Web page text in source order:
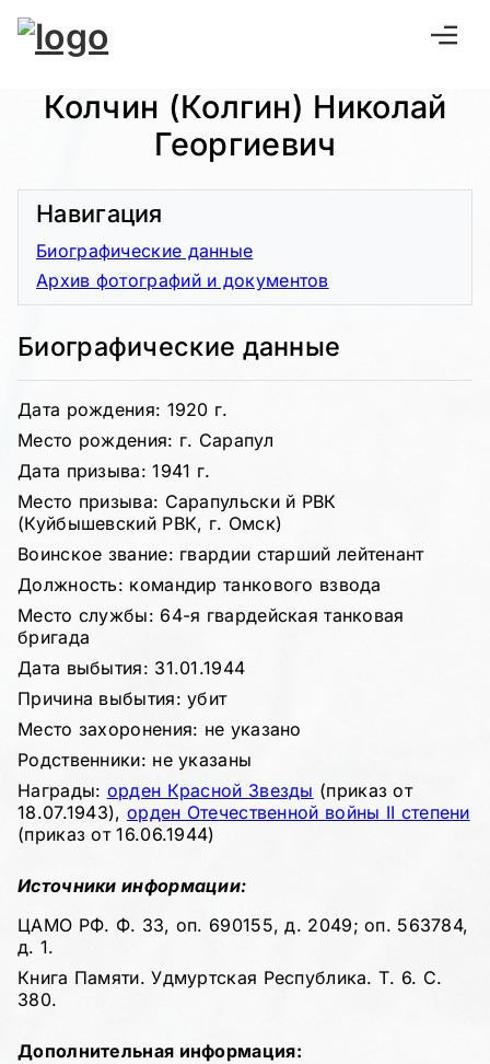
Колчин (Колгин) Николай
Георгиевич
Биографические данные
Дата рождения: 1920 г.
Место рождения: г. Сарапул
Дата призыва: 1941 г.
Место призыва: Сарапульски й РВК
(Куйбышевский РВК, г. Омск)
Воинское звание: гвардии старший лейтенант
Должность: командир танкового взвода
Место службы: 64-я гвардейская танковая
бригада
Дата выбытия: 31.01.1944
Причина выбытия: убит
Место захоронения: не указано
Родственники: не указаны
Награды: орден Красной Звезды (приказ от
18.07.1943), орден Отечественной войны II степени
(приказ от 16.06.1944)
Источники информации:
ЦАМО РФ. Ф. 33, оп. 690155, д. 2049; оп. 563784,
д. 1.
Книга Памяти. Удмуртская Республика. Т. 6. С.
380.
Дополнительная информация:
Навигация
Биографические данные
Архив фотографий и документов